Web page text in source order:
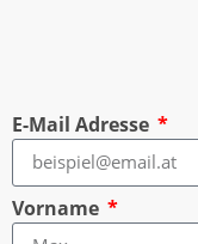
E-Mail Adresse
Vorname